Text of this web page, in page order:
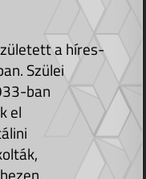
a híres-
Szülei
ban
el